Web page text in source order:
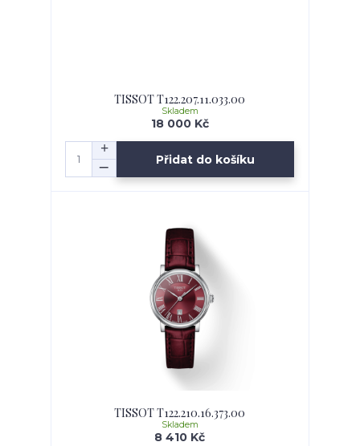
TISSOT T122.207.11.033.00
18 000 Kč
Skladem
Přidat do košíku
TISSOT T122.210.16.373.00
8 410 Kč
Skladem